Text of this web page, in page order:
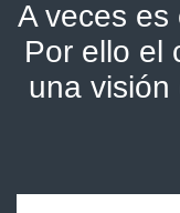
A veces es
Por ello el
una